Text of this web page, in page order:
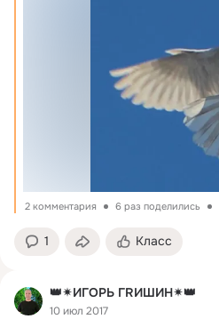
2 комментария 6 раз поделились
1 Класс
👑✴ИГОРЬ ГRИШИН✴👑
10 июл 2017